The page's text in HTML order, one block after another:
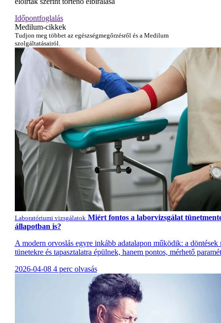
Időpontfoglalás
Medilum-cikkek
Tudjon meg többet az egészségmegőrzésről és a Medilum
szolgáltatásairól.
Laboratóriumi vizsgálatok Miért fontos a laborvizsgálat
állapotban is?
A modern orvoslás egyre inkább adatalapon működik: a döntések
tünetekre és tapasztalatra épülnek, hanem pontos, mérhető
2026-04-08 4 perc olvasás